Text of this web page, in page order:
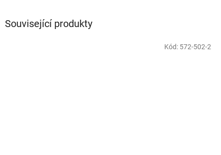
Související produkty
Kód: 572-502-2